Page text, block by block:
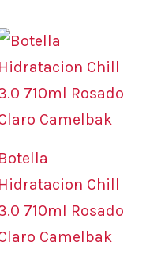
Botella
Hidratacion Chill
710ml Rosado
Camelbak